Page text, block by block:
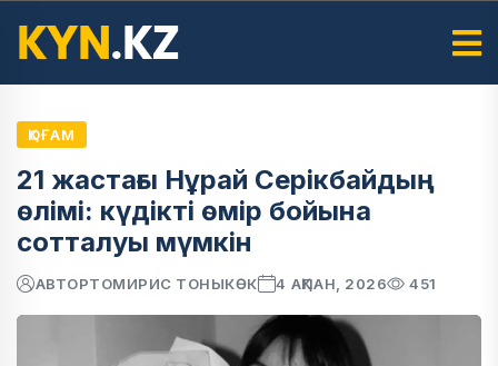
ҚОҒАМ
21 жастағы Нұрай Серікбайдың
өлімі: күдікті өмір бойына
сотталуы мүмкін
АВТОРТОМИРИС ТОНЫКӨК 4 АҚПАН, 2026 451